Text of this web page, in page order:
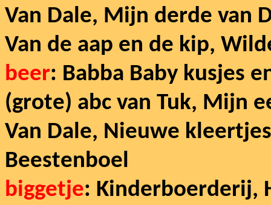
Van Dale, Mijn derde van
Van de aap en de kip,
beer: Babba Baby kusjes
(grote) abc van Tuk, Mijn
Van Dale, Nieuwe
Beestenboel
biggetje: Kinderboerderij,